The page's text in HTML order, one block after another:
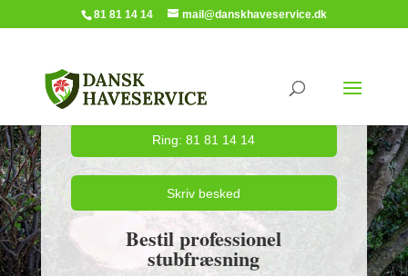
81 81 14 14 mail@danskhaveservice.dk
Ring: 81 81 14 14
Skriv besked
Bestil professionel
stubfræsning